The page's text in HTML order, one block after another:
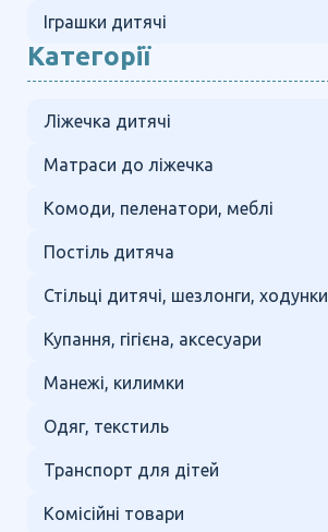
Іграшки дитячі
Категорії
Ліжечка дитячі
Матраси до ліжечка
Комоди, пеленатори, меблі
Постіль дитяча
Стільці дитячі, шезлонги, ходунки
Купання, гігієна, аксесуари
Манежі, килимки
Одяг, текстиль
Транспорт для дітей
Комісійні товари